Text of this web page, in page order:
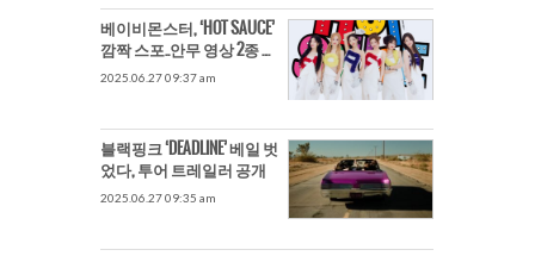
베이비몬스터, ‘HOT SAUCE’
깜짝 스포..안무 영상 2종 공
개 확정
2025.06.27 09:37 am
블랙핑크 ‘DEADLINE’ 베일 벗
었다, 투어 트레일러 공개
2025.06.27 09:35 am